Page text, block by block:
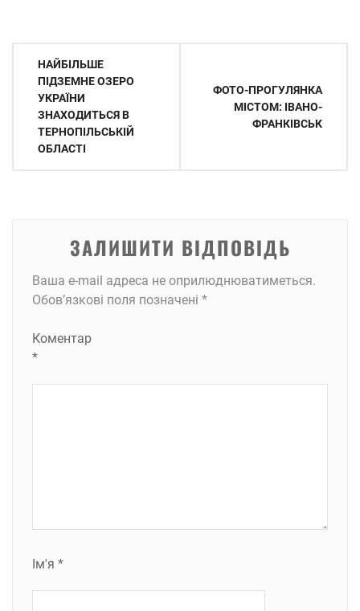
Навігація
записів
НАЙБІЛЬШЕ
ПІДЗЕМНЕ ОЗЕРО
УКРАЇНИ
ЗНАХОДИТЬСЯ В
ТЕРНОПІЛЬСЬКІЙ
ОБЛАСТІ
ФОТО-ПРОГУЛЯНКА
МІСТОМ: ІВАНО-
ФРАНКІВСЬК
ЗАЛИШИТИ ВІДПОВІДЬ
Ваша e-mail адреса не оприлюднюватиметься.
Обов’язкові поля позначені *
Коментар
*
Ім'я *